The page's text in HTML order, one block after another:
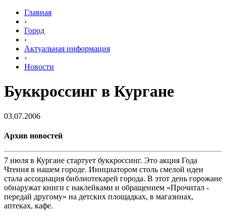
Главная
›
Город
›
Актуальная информация
›
Новости
Буккроссинг в Кургане
03.07.2006
Архив новостей
7 июля в Кургане стартует буккроссинг. Это акция Года
Чтения в нашем городе. Инициатором столь смелой идеи
стала ассоциация библиотекарей города. В этот день горожане
обнаружат книги с наклейками и обращением «Прочитал -
передай другому» на детских площадках, в магазинах,
аптеках, кафе.